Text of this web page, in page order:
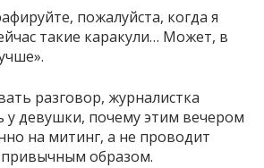
пожалуйста, когда я
такие каракули… Может, в
разговор, журналистка
у девушки, почему этим вечером
на митинг, а не проводит
образом.